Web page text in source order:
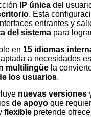
IP única del
. Esta
entrantes y
del sistema para
en 15 idiomas
a necesidades
multilingüe la
los usuarios.
nuevas versiones
de apoyo que
flexible pretende